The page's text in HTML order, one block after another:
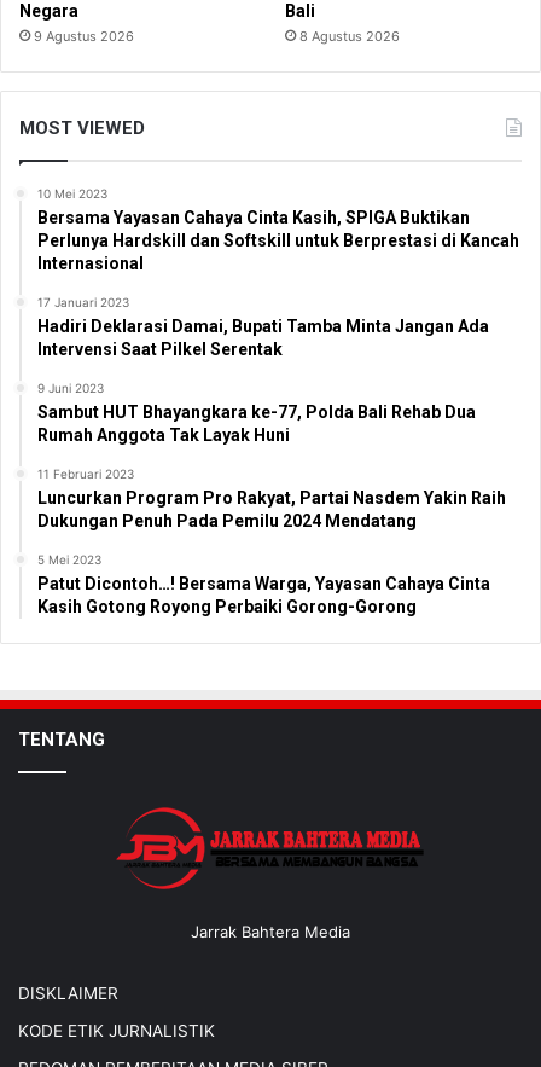
Negara
9 Agustus 2026
Bali
8 Agustus 2026
MOST VIEWED
10 Mei 2023
Bersama Yayasan Cahaya Cinta Kasih, SPIGA Buktikan
Perlunya Hardskill dan Softskill untuk Berprestasi di Kancah
Internasional
17 Januari 2023
Hadiri Deklarasi Damai, Bupati Tamba Minta Jangan Ada
Intervensi Saat Pilkel Serentak
9 Juni 2023
Sambut HUT Bhayangkara ke-77, Polda Bali Rehab Dua
Rumah Anggota Tak Layak Huni
11 Februari 2023
Luncurkan Program Pro Rakyat, Partai Nasdem Yakin Raih
Dukungan Penuh Pada Pemilu 2024 Mendatang
5 Mei 2023
Patut Dicontoh…! Bersama Warga, Yayasan Cahaya Cinta
Kasih Gotong Royong Perbaiki Gorong-Gorong
TENTANG
Jarrak Bahtera Media
DISKLAIMER
KODE ETIK JURNALISTIK